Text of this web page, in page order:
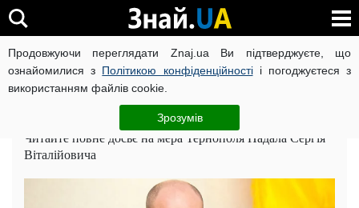
Продовжуючи переглядати Znaj.ua Ви підтверджуєте, що
ознайомилися з Політикою конфіденційностіі погоджуєтеся з
використанням файлів cookie.
Зрозумів
Головна Досьє
Надал Сергій Віталійович: досьє, біографія,
Читайте повне досьє на мера Тернополя Надала Сергія
Віталійовича